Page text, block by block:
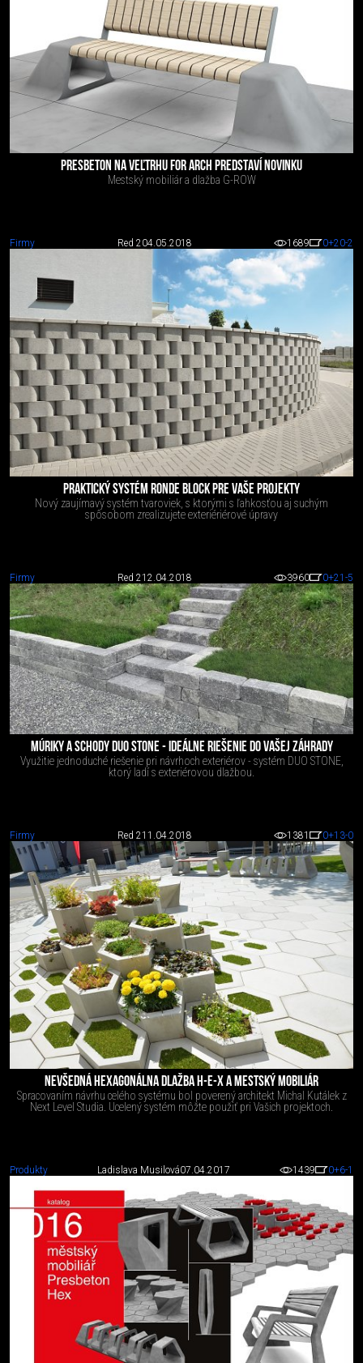
PRESBETON NA VEĽTRHU FOR ARCH PREDSTAVÍ NOVINKU
Mestský mobiliár a dlažba G-ROW
Firmy Red 2 04.05.2018 1689 0+20-2
PRAKTICKÝ SYSTÉM RONDE BLOCK PRE VAŠE PROJEKTY
Nový zaujímavý systém tvaroviek, s ktorými s ľahkosťou aj suchým
spôsobom zrealizujete exteriériérové úpravy
Firmy Red 212.04.2018 3960 0+21 -5
MÚRIKY A SCHODY DUO STONE - IDEÁLNE RIEŠENIE DO VAŠEJ ZÁHRADY
Využitie jednoduché riešenie pri návrhoch exteriérov - systém DUO STONE,
ktorý ladí s exteriérovou dlažbou.
Firmy Red 211.04.2018 1381 0+13-0
NEVŠEDNÁ HEXAGONÁLNA DLAŽBA H-E-X A MESTSKÝ MOBILIÁR
Spracovaním návrhu celého systému bol poverený architekt Michal Kutálek z
Next Level Studia. Ucelený systém môžte použiť pri Vašich projektoch.
Produkty Ladislava Musilová07.04.2017 1439 0+6-1